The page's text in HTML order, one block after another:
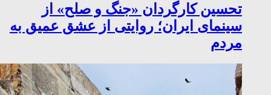
تحسین کارگردان «جنگ و صلح» از
سینمای ایران؛ روایتی از عشق عمیق به
مردم